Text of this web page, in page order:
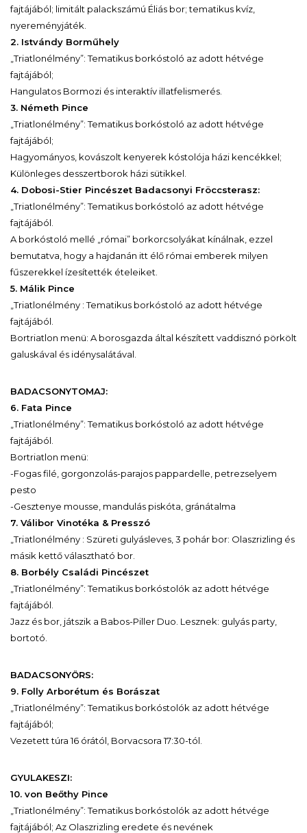
fajtájából; limitált palackszámú Éliás bor; tematikus kvíz,
nyereményjáték.
2. Istvándy Borműhely
„Triatlonélmény”: Tematikus borkóstoló az adott hétvége
fajtájából;
Hangulatos Bormozi és interaktív illatfelismerés.
3. Németh Pince
„Triatlonélmény”: Tematikus borkóstoló az adott hétvége
fajtájából;
Hagyományos, kovászolt kenyerek kóstolója házi kencékkel;
Különleges desszertborok házi sütikkel.
4. Dobosi-Stier Pincészet Badacsonyi Fröccsterasz:
„Triatlonélmény”: Tematikus borkóstoló az adott hétvége
fajtájából.
A borkóstoló mellé „római” borkorcsolyákat kínálnak, ezzel
bemutatva, hogy a hajdanán itt élő római emberek milyen
fűszerekkel ízesítették ételeiket.
5. Málik Pince
„Triatlonélmény : Tematikus borkóstoló az adott hétvége
fajtájából.
Bortriatlon menü: A borosgazda által készített vaddisznó pörkölt
galuskával és idénysalátával.
BADACSONYTOMAJ:
6. Fata Pince
„Triatlonélmény”: Tematikus borkóstoló az adott hétvége
fajtájából.
Bortriatlon menü:
-Fogas filé, gorgonzolás-parajos pappardelle, petrezselyem
pesto
-Gesztenye mousse, mandulás piskóta, gránátalma
7. Válibor Vinotéka & Presszó
„Triatlonélmény : Szüreti gulyásleves, 3 pohár bor: Olaszrizling és
másik kettő választható bor.
8. Borbély Családi Pincészet
„Triatlonélmény”: Tematikus borkóstolók az adott hétvége
fajtájából.
Jazz és bor, játszik a Babos-Piller Duo. Lesznek: gulyás party,
bortotó.
BADACSONYÖRS:
9. Folly Arborétum és Borászat
„Triatlonélmény”: Tematikus borkóstolók az adott hétvége
fajtájából;
Vezetett túra 16 órától, Borvacsora 17:30-tól.
GYULAKESZI:
10. von Beőthy Pince
„Triatlonélmény”: Tematikus borkóstolók az adott hétvége
fajtájából; Az Olaszrizling eredete és nevének